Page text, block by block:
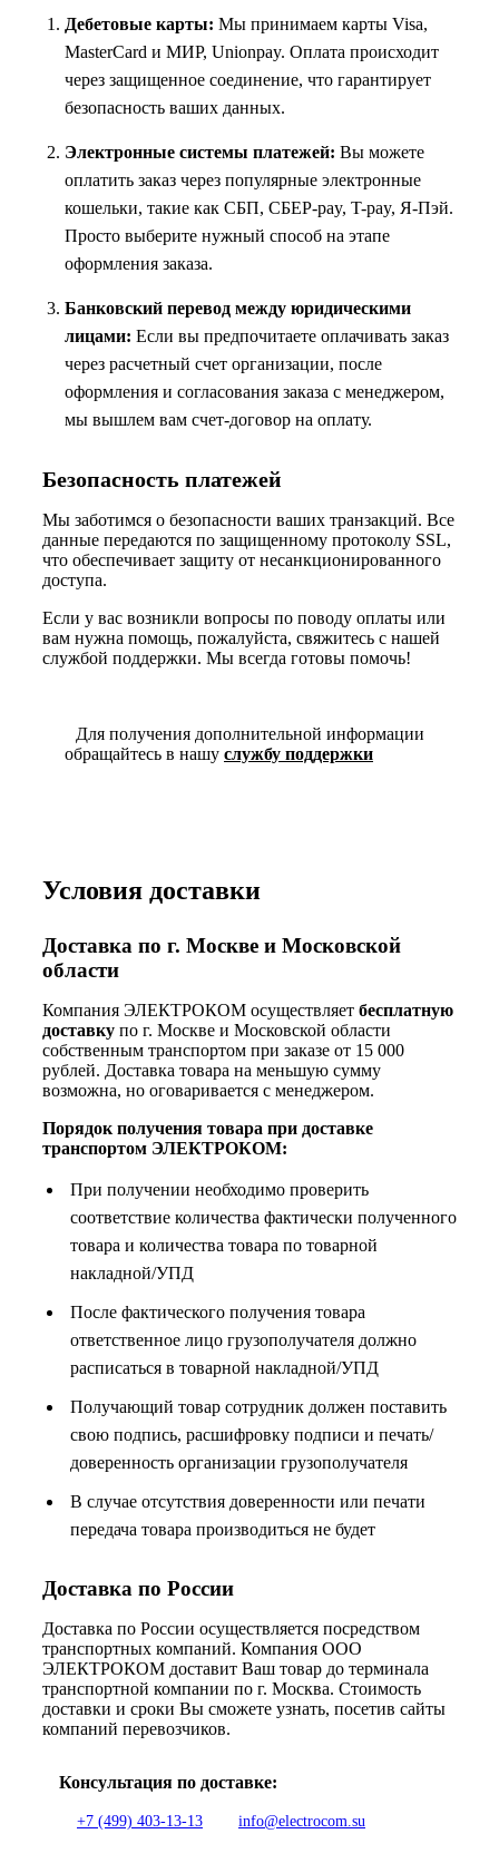
Дебетовые карты: Мы принимаем карты Visa,
MasterCard и МИР, Unionpay. Оплата происходит
через защищенное соединение, что гарантирует
безопасность ваших данных.
Электронные системы платежей: Вы можете
оплатить заказ через популярные электронные
кошельки, такие как СБП, СБЕР-pay, T-pay, Я-Пэй.
Просто выберите нужный способ на этапе
оформления заказа.
Банковский перевод между юридическими
лицами: Если вы предпочитаете оплачивать заказ
через расчетный счет организации, после
оформления и согласования заказа с менеджером,
мы вышлем вам счет-договор на оплату.
Безопасность платежей
Мы заботимся о безопасности ваших транзакций. Все
данные передаются по защищенному протоколу SSL,
что обеспечивает защиту от несанкционированного
доступа.
Если у вас возникли вопросы по поводу оплаты или
вам нужна помощь, пожалуйста, свяжитесь с нашей
службой поддержки. Мы всегда готовы помочь!
Для получения дополнительной информации
обращайтесь в нашу службу поддержки
Условия доставки
Доставка по г. Москве и Московской
области
Компания ЭЛЕКТРОКОМ осуществляет бесплатную
доставку по г. Москве и Московской области
собственным транспортом при заказе от 15 000
рублей. Доставка товара на меньшую сумму
возможна, но оговаривается с менеджером.
Порядок получения товара при доставке
транспортом ЭЛЕКТРОКОМ:
При получении необходимо проверить
соответствие количества фактически полученного
товара и количества товара по товарной
накладной/УПД
После фактического получения товара
ответственное лицо грузополучателя должно
расписаться в товарной накладной/УПД
Получающий товар сотрудник должен поставить
свою подпись, расшифровку подписи и печать/
доверенность организации грузополучателя
В случае отсутствия доверенности или печати
передача товара производиться не будет
Доставка по России
Доставка по России осуществляется посредством
транспортных компаний. Компания ООО
ЭЛЕКТРОКОМ доставит Ваш товар до терминала
транспортной компании по г. Москва. Стоимость
доставки и сроки Вы сможете узнать, посетив сайты
компаний перевозчиков.
Консультация по доставке:
+7 (499) 403-13-13 info@electrocom.su